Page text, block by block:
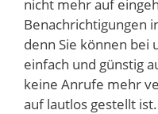
nicht mehr auf
Benachrichtigungen
denn Sie können bei
einfach und günstig
keine Anrufe mehr
auf lautlos gestellt ist.